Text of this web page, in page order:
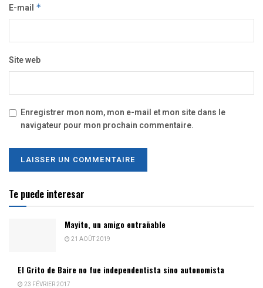
E-mail *
Site web
Enregistrer mon nom, mon e-mail et mon site dans le
navigateur pour mon prochain commentaire.
Te puede interesar
Mayito, un amigo entrañable
21 AOÛT 2019
El Grito de Baire no fue independentista sino autonomista
23 FÉVRIER 2017